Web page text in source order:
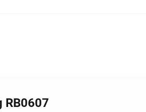
RB0607